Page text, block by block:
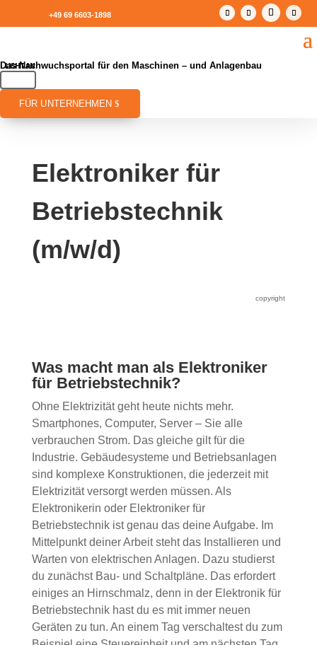
+49 69 6603-1898
Das Nachwuchsportal für den Maschinen – und Anlagenbau
FÜR UNTERNEHMEN
Elektroniker für
Betriebstechnik
(m/w/d)
copyright
Was macht man als Elektroniker
für Betriebstechnik?
Ohne Elektrizität geht heute nichts mehr.
Smartphones, Computer, Server – Sie alle
verbrauchen Strom. Das gleiche gilt für die
Industrie. Gebäudesysteme und Betriebsanlagen
sind komplexe Konstruktionen, die jederzeit mit
Elektrizität versorgt werden müssen. Als
Elektronikerin oder Elektroniker für
Betriebstechnik ist genau das deine Aufgabe. Im
Mittelpunkt deiner Arbeit steht das Installieren und
Warten von elektrischen Anlagen. Dazu studierst
du zunächst Bau- und Schaltpläne. Das erfordert
einiges an Hirnschmalz, denn in der Elektronik für
Betriebstechnik hast du es mit immer neuen
Geräten zu tun. An einem Tag verschaltest du zum